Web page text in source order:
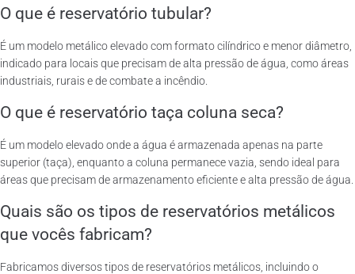
O que é reservatório tubular?
É um modelo metálico elevado com formato cilíndrico e menor diâmetro,
indicado para locais que precisam de alta pressão de água, como áreas
industriais, rurais e de combate a incêndio.
O que é reservatório taça coluna seca?
É um modelo elevado onde a água é armazenada apenas na parte
superior (taça), enquanto a coluna permanece vazia, sendo ideal para
áreas que precisam de armazenamento eficiente e alta pressão de água.
Quais são os tipos de reservatórios metálicos
que vocês fabricam?
Fabricamos diversos tipos de reservatórios metálicos, incluindo o